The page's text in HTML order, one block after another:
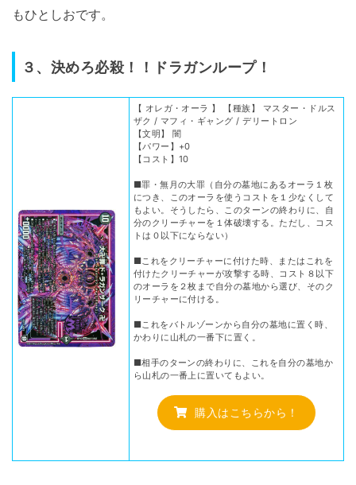
もひとしおです。
３、決めろ必殺！！ドラガンループ！
【 オレガ・オーラ 】 【種族】 マスター・ドルス
ザク / マフィ・ギャング / デリートロン
【文明】 闇
【パワー】+0
【コスト】10
■罪・無月の大罪（自分の墓地にあるオーラ１枚
につき、このオーラを使うコストを１少なくして
もよい。そうしたら、このターンの終わりに、自
分のクリーチャーを１体破壊する。ただし、コス
トは０以下にならない）
■これをクリーチャーに付けた時、またはこれを
付けたクリーチャーが攻撃する時、コスト８以下
のオーラを２枚まで自分の墓地から選び、そのク
リーチャーに付ける。
■これをバトルゾーンから自分の墓地に置く時、
かわりに山札の一番下に置く。
■相手のターンの終わりに、これを自分の墓地か
ら山札の一番上に置いてもよい。
購入はこちらから！